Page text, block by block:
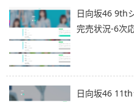
日向坂46 9th
完売状況-6次
日向坂46